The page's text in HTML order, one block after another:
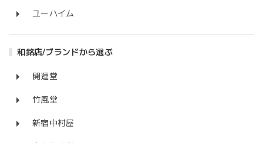
ユーハイム
和銘店/ブランドから選ぶ
開運堂
竹風堂
新宿中村屋